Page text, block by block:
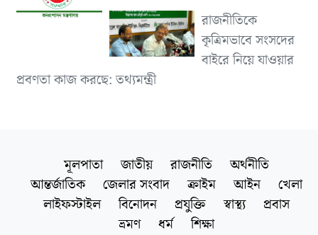
রাজনীতিকে
কৃত্রিমভাবে সংসদের
বাইরে নিয়ে যাওয়ার
প্রবণতা কাজ করছে: তথ্যমন্ত্রী
মূলপাতা জাতীয় রাজনীতি
অর্থনীতি
আন্তর্জাতিক
জেলার সংবাদ ক্রাইম আইন
খেলা
লাইফস্টাইল
বিনোদন প্রযুক্তি স্বাস্থ্য
প্রবাস
ভ্রমণ
ধর্ম শিক্ষা